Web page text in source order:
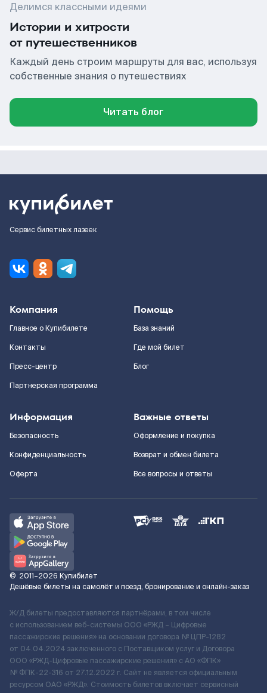
Делимся классными идеями
Истории и хитрости
от путешественников
Каждый день строим маршруты для вас, используя
собственные знания о путешествиях
Читать блог
Сервис билетных лазеек
Компания
Главное о Купибилете
Контакты
Пресс-центр
Партнерская программа
Помощь
База знаний
Где мой билет
Блог
Информация
Безопасность
Конфиденциальность
Оферта
Важные ответы
Оформление и покупка
Возврат и обмен билета
Все вопросы и ответы
© 2011–2026 Купибилет
Дешёвые билеты на самолёт и поезд, бронирование и онлайн-заказ
Ж/Д билеты предоставляются партнёрами, в том числе
с использованием веб-системы ООО «РЖД – Цифровые
пассажирские решения» на основании договора № ЦПР-1282
от 04.04.2024 заключенного с Поставщиком услуг и Договора
ООО «РЖД-Цифровые пассажирские решения» c АО «ФПК»
№ ФПК-22-316 от 27.12.2022 г. Сайт не является официальным
ресурсом ОАО «РЖД». Стоимость билетов включает сервисный